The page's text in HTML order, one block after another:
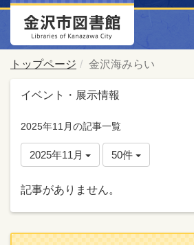
トップページ 金沢海みらい
イベント・展示情報
2025年11月の記事一覧
2025年11月 50件
記事がありません。